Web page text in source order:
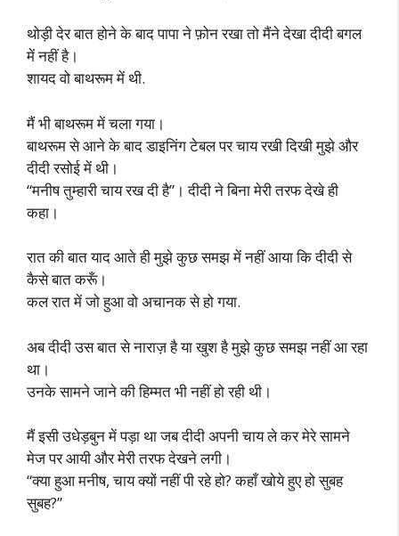
थोड़ी देर बात होने के बाद पापा ने फ़ोन रखा तो मैंने देखा दीदी बगल
में नहीं है।
शायद वो बाथरूम में थी.
मैं भी बाथरूम में चला गया।
बाथरूम से आने के बाद डाइनिंग टेबल पर चाय रखी दिखी मुझे और
दीदी रसोई में थी।
“मनीष तुम्हारी चाय रख दी है”। दीदी ने बिना मेरी तरफ देखे ही
कहा।
रात की बात याद आते ही मुझे कुछ समझ में नहीं आया कि दीदी से
कैसे बात करूँ।
कल रात में जो हुआ वो अचानक से हो गया.
अब दीदी उस बात से नाराज़ है या खुश है मुझे कुछ समझ नहीं आ रहा
था।
उनके सामने जाने की हिम्मत भी नहीं हो रही थी।
मैं इसी उधेड़बुन में पड़ा था जब दीदी अपनी चाय ले कर मेरे सामने
मेज पर आयी और मेरी तरफ देखने लगी।
“क्या हुआ मनीष, चाय क्यों नहीं पी रहे हो? कहाँ खोये हुए हो सुबह
सुबह?”